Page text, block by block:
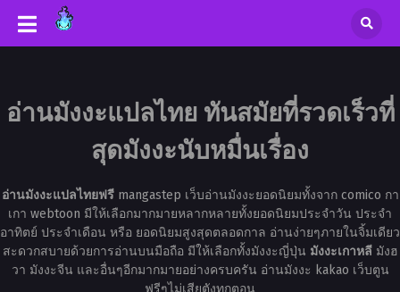
อ่านมังงะแปลไทย ทันสมัยที่รวดเร็วที่
สุดมังงะนับหมื่นเรื่อง
อ่านมังงะแปลไทยฟรีmangastep เว็บอ่านมังงะยอดนิยมทั้งจาก comico กา
เกา webtoon มีให้เลือกมากมายหลากหลายทั้งยอดนิยมประจำวัน ประจำ
อาทิตย์ ประจำเดือน หรือ ยอดนิยมสูงสุดตลอดกาล อ่านง่ายๆภายในจิ้มเดียว
สะดวกสบายด้วยการอ่านบนมือถือ มีให้เลือกทั้งมังงะญี่ปุ่น มังงะเกาหลีมังฮ
วา มังงะจีน และอื่นๆอีกมากมายอย่างครบครัน อ่านมังงะ kakao เว็บตูน